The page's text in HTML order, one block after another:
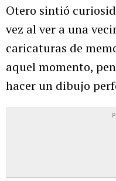
Otero sintió
vez al ver a una
caricaturas de
aquel momento,
hacer un dibujo